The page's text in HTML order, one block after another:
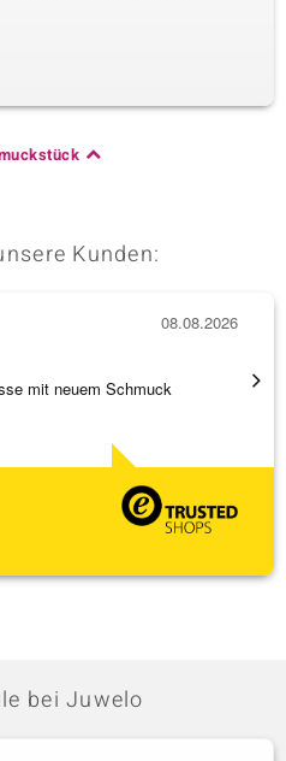
Kunden:
mit neuem Schmuck
08.08.2026
bei Juwelo